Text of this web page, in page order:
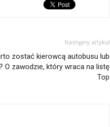
Następny artykuł
zostać kierowcą autobusu lub
O zawodzie, który wraca na listę
Top